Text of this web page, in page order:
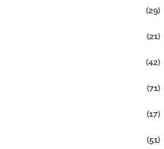
(29)
(21)
(42)
(71)
(17)
(51)